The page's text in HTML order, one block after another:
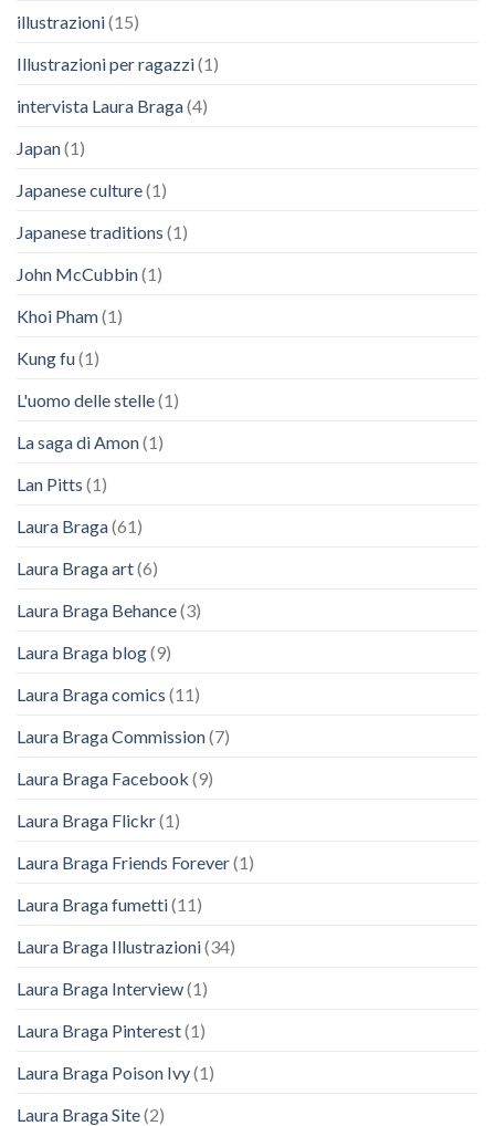
illustrazioni(15)
Illustrazioni per ragazzi(1)
intervista Laura Braga(4)
Japan(1)
Japanese culture(1)
Japanese traditions (1)
John McCubbin(1)
Khoi Pham(1)
Kung fu(1)
L'uomo delle stelle(1)
La saga di Amon(1)
Lan Pitts (1)
Laura Braga(61)
Laura Braga art(6)
Laura Braga Behance(3)
Laura Braga blog(9)
Laura Braga comics (11)
Laura Braga Commission(7)
Laura Braga Facebook (9)
Laura Braga Flickr(1)
Laura Braga Friends Forever(1)
Laura Braga fumetti(11)
Laura Braga Illustrazioni(34)
Laura Braga Interview(1)
Laura Braga Pinterest(1)
Laura Braga Poison Ivy(1)
Laura Braga Site(2)